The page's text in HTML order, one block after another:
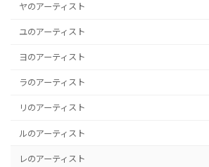
ヤのアーティスト
ユのアーティスト
ヨのアーティスト
ラのアーティスト
リのアーティスト
ルのアーティスト
レのアーティスト